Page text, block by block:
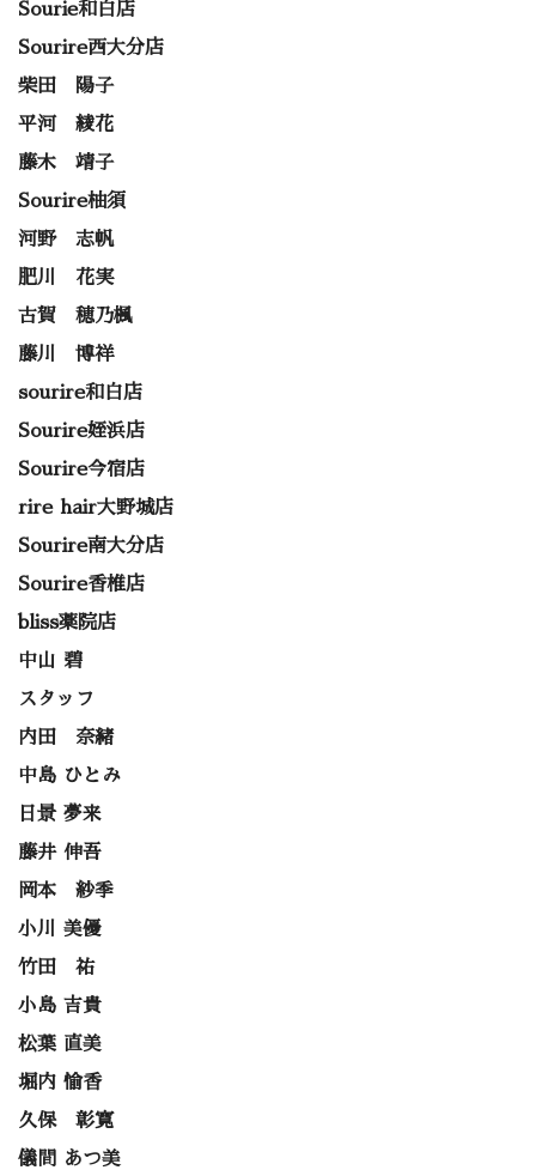
Sourie和白店
Sourire西大分店
柴田 陽子
平河 綾花
藤木 靖子
Sourire柚須
河野 志帆
肥川 花実
古賀 穂乃楓
藤川 博祥
sourire和白店
Sourire姪浜店
Sourire今宿店
rire hair大野城店
Sourire南大分店
Sourire香椎店
bliss薬院店
中山 碧
スタッフ
内田 奈緒
中島 ひとみ
日景 夢来
藤井 伸吾
岡本 紗季
小川 美優
竹田 祐
小島 吉貴
松葉 直美
堀内 愉香
久保 彰寛
儀間 あつ美